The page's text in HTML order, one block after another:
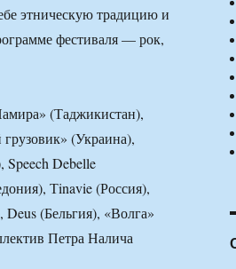
этническую традицию и
фестиваля — рок,
(Таджикистан),
(Украина),
Debelle
Тinavie (Россия),
(Бельгия), «Волга»
Петра Налича